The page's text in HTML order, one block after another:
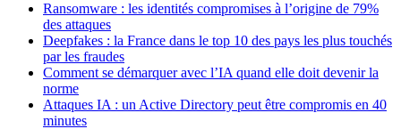
Ransomware : les identités compromises à l’origine de 79%
des attaques
Deepfakes : la France dans le top 10 des pays les plus touchés
par les fraudes
Comment se démarquer avec l’IA quand elle doit devenir la
norme
Attaques IA : un Active Directory peut être compromis en 40
minutes